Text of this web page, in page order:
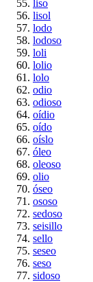
liso
lisol
lodo
lodoso
loli
lolio
lolo
odio
odioso
oídio
oído
oíslo
óleo
oleoso
olio
óseo
ososo
sedoso
seisillo
sello
seseo
seso
sidoso